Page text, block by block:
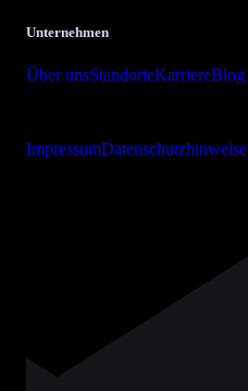
Unternehmen
Über unsStandorteKarriereBlog
ImpressumDatenschutzhinweise